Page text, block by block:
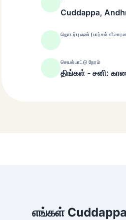
Cuddappa,
தொடர்பு எண் (பார்சல்
செயல்பாட்டு நேரம்
திங்கள் - சனி:
எங்கள் Cuddappa